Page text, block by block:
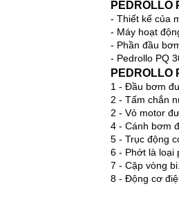
PEDROLLO
- Thiết kế của
- Máy hoạt
- Phần đầu
- Pedrollo PQ
PEDROLLO
1 - Đầu bơm
2 - Tấm chắn
2 - Vỏ motor
4 - Cánh bơm
5 - Trục động
6 - Phớt là loại
7 - Cặp vòng bi.
8 - Động cơ